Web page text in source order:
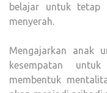
belajar untuk tetap
menyerah.
Mengajarkan anak
kesempatan
membentuk